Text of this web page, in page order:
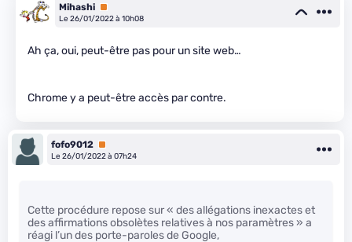
Mihashi Premium
Le 26/01/2022 à 10h08
Ah ça, oui, peut-être pas pour un site web…
Chrome y a peut-être accès par contre.
fofo9012 Premium
Le 26/01/2022 à 07h24
Cette procédure repose sur « des allégations inexactes et
des affirmations obsolètes relatives à nos paramètres » a
réagi l’un des porte-paroles de Google,